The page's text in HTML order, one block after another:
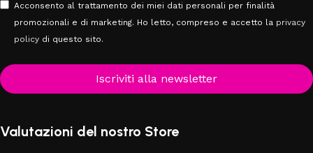
Acconsento al trattamento dei miei dati personali per finalità
promozionali e di marketing. Ho letto, compreso e accetto la privacy
policy di questo sito.
Iscriviti alla newsletter
Valutazioni del nostro Store